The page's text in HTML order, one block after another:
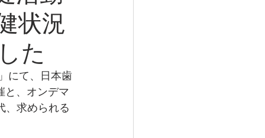
状況
た
にて、日本歯
と、オンデマ
、求められる